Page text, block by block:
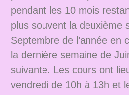
pendant les 10 mois
plus souvent la deuxième
Septembre de l’année en
la dernière semaine de
suivante. Les cours ont
vendredi de 10h à 13h et